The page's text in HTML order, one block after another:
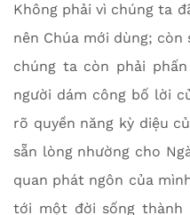
Không phải vì chúng ta
nên Chúa mới dùng;
chúng ta còn phải
người dám công bố lời
rõ quyền năng kỳ diệu
sẵn lòng nhường cho
quan phát ngôn của
tới một đời sống thành